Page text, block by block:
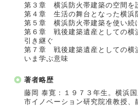
第３章 横浜防火帯建築の空間を
第４章 生活の舞台となった横浜
第５章 横浜防火帯建築を使い続
第６章 戦後建築遺産としての横
引き継ぐ
第７章 戦後建築遺産としての横
いま学ぶ意味
著者略歴
藤岡 泰寛：１９７３年生。横浜
市イノベーション研究院准教授、